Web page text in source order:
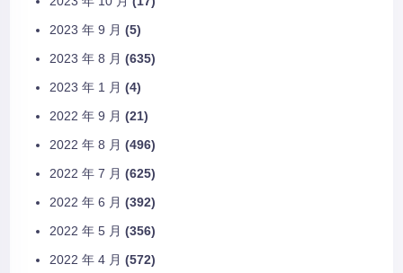
2023 年 9 月 (5)
2023 年 8 月 (635)
2023 年 1 月 (4)
2022 年 9 月 (21)
2022 年 8 月 (496)
2022 年 7 月 (625)
2022 年 6 月 (392)
2022 年 5 月 (356)
2022 年 4 月 (572)